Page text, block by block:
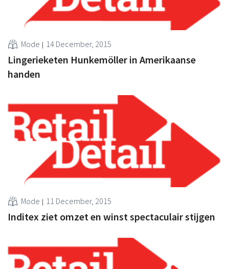
Mode 14 December, 2015
Lingerieketen Hunkemöller in Amerikaanse
handen
Mode 11 December, 2015
Inditex ziet omzet en winst spectaculair stijgen